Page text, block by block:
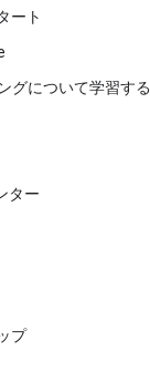
ート
グについて学習する
ター
プ